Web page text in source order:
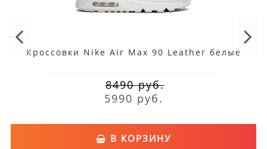
У нас вы можете посмотреть релизы, выбрать и
купить NIKE AIR MAX 90 ESSENTIAL, low shadow
midi и оформить бесплатную доставку.
оригинальности оттенков, легкости они
отличаются востребованностью не только
среди спортсменов, но и среди
коллекционеров. На баскетбольных сайтах для
Кроссовки Nike Air Max 90 Leather белые
8490 руб.
5990 руб.
В КОРЗИНУ